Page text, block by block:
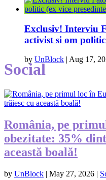
Exclusiv! Interviu
activist si om
by UnBlock | Aug 17,
Social
România, pe
obezitate: 35%
această boală!
by UnBlock | May 27, 2026 |